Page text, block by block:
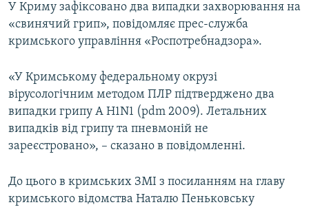
У Криму зафіксовано два випадки захворювання на
«свинячий грип», повідомляє прес-служба
кримського управління «Роспотребнадзора».
«У Кримському федеральному окрузі
вірусологічним методом ПЛР підтверджено два
випадки грипу А Н1N1 (pdm 2009). Летальних
випадків від грипу та пневмоній не
зареєстровано», – сказано в повідомленні.
До цього в кримських ЗМІ з посиланням на главу
кримського відомства Наталю Пеньковську